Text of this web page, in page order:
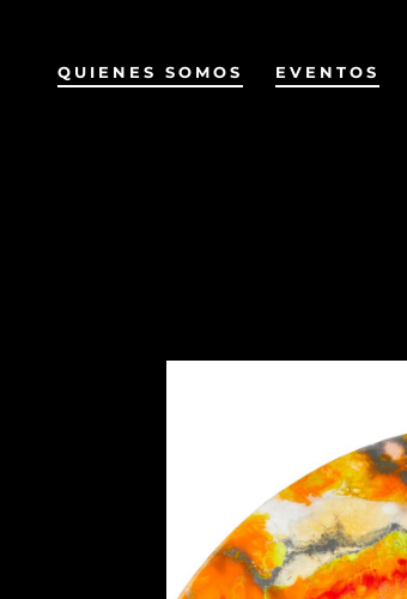
QUIENES SOMOS EVENTOS